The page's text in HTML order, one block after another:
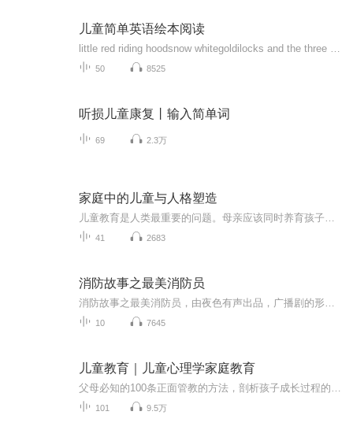
儿童简单英语绘本阅读
50 8525
听损儿童康复丨输入简单词
69 2.3万
家庭中的儿童与人格塑造
41 2683
消防故事之最美消防员
10 7645
儿童教育｜儿童心理学家庭教育
101 9.5万